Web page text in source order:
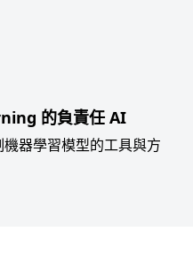
的負責任 AI
器學習模型的工具與方